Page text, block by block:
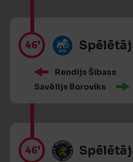
46’
Rendijs Šibass
Savēlijs Boroviks
46’